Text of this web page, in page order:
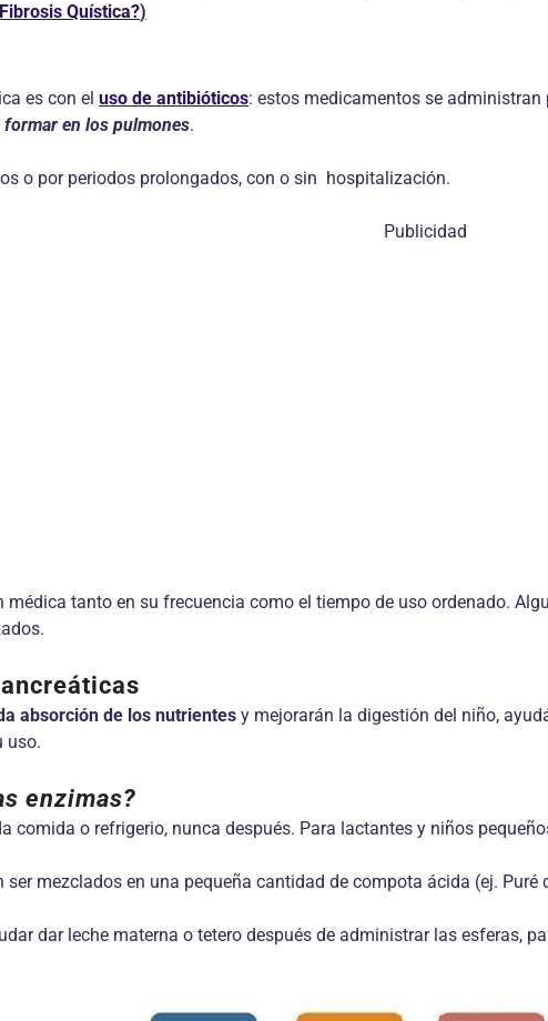
Quística?)
es con el uso de antibióticos: estos medicamentos se
en los pulmones.
o por periodos prolongados, con o sin hospitalización.
Publicidad
tanto en su frecuencia como el tiempo de uso ordenado.
absorción de los nutrientes y mejorarán la digestión del niño,
uso.
enzimas?
comida o refrigerio, nunca después. Para lactantes y niños
mezclados en una pequeña cantidad de compota ácida (ej.
dar leche materna o tetero después de administrar las esferas,